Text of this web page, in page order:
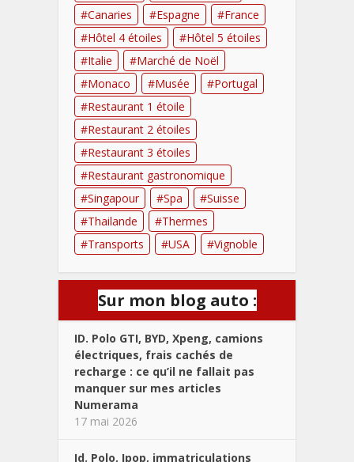
Canaries
Espagne
France
Hôtel 4 étoiles
Hôtel 5 étoiles
Italie
Marché de Noël
Monaco
Musée
Portugal
Restaurant 1 étoile
Restaurant 2 étoiles
Restaurant 3 étoiles
Restaurant gastronomique
Singapour
Spa
Suisse
Thailande
Thermes
Transports
USA Vignoble
Sur mon blog auto :
ID. Polo GTI, BYD, Xpeng, camions
électriques, frais cachés de
recharge : ce qu’il ne fallait pas
manquer sur mes articles
Numerama
17 mai 2026
Id. Polo, Ipop, immatriculations